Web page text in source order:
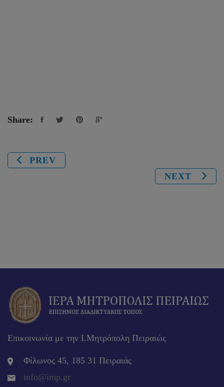
Share:
PREV
NEXT
Επικοινωνία με την Ι.Μητρόπολη Πειραιώς
Φίλωνος 45, 185 31 Πειραιάς
info@imp.gr